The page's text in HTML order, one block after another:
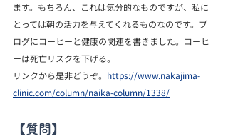
ます。もちろん、これは気分的なものですが、私に
とっては朝の活力を与えてくれるものなのです。ブ
ログにコーヒーと健康の関連を書きました。コーヒ
ーは死亡リスクを下げる。
リンクから是非どうぞ。 https://www.nakajima-
clinic.com/column/naika-column/1338/
【質問】